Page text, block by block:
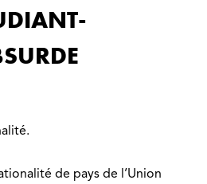
de pays de l’Union